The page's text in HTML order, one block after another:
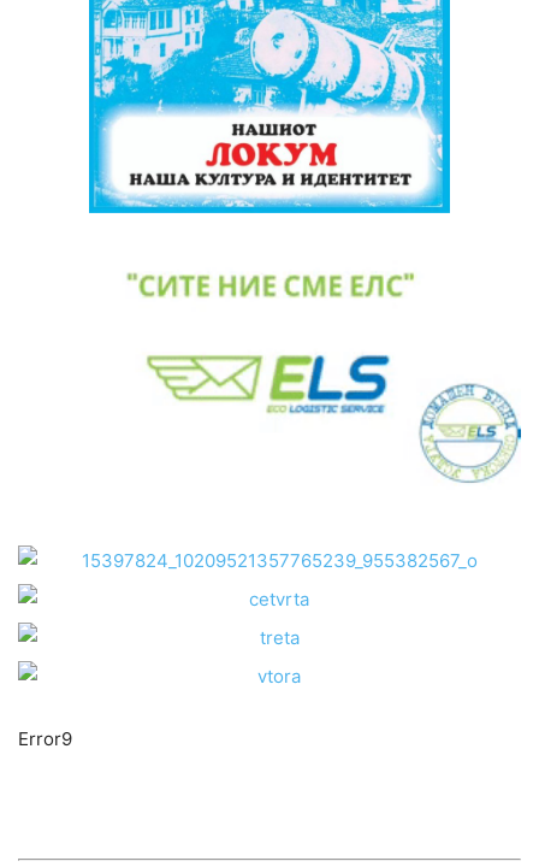
Error9